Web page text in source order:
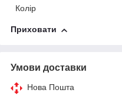
Колір
Приховати
Умови доставки
Нова Пошта